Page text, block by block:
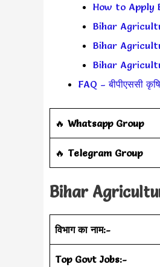
How to Apply
Bihar
Bihar
Bihar
FAQ – बीपीएससी
‎️‍🔥 Whatsapp Group
‎️‍🔥 Telegram Group
Bihar
विभाग का नाम:-
Top Govt Jobs:-